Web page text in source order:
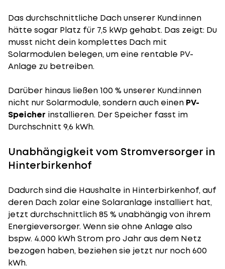
Das durchschnittliche Dach unserer Kund:innen
hätte sogar Platz für 7,5 kWp gehabt. Das zeigt: Du
musst nicht dein komplettes Dach mit
Solarmodulen belegen, um eine rentable PV-
Anlage zu betreiben.
Darüber hinaus ließen 100 % unserer Kund:innen
nicht nur Solarmodule, sondern auch einen PV-
Speicher installieren. Der Speicher fasst im
Durchschnitt 9,6 kWh.
Unabhängigkeit vom Stromversorger in
Hinterbirkenhof
Dadurch sind die Haushalte in Hinterbirkenhof, auf
deren Dach zolar eine Solaranlage installiert hat,
jetzt durchschnittlich 85 % unabhängig von ihrem
Energieversorger. Wenn sie ohne Anlage also
bspw. 4.000 kWh Strom pro Jahr aus dem Netz
bezogen haben, beziehen sie jetzt nur noch 600
kWh.